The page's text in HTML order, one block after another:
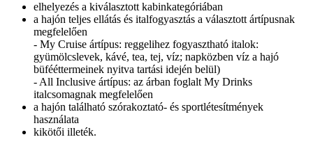
elhelyezés a kiválasztott kabinkategóriában
a hajón teljes ellátás és italfogyasztás a választott ártípusnak
megfelelően
- My Cruise ártípus: reggelihez fogyasztható italok:
gyümölcslevek, kávé, tea, tej, víz; napközben víz a hajó
büfééttermeinek nyitva tartási idején belül)
- All Inclusive ártípus: az árban foglalt My Drinks
italcsomagnak megfelelően
a hajón található szórakoztató- és sportlétesítmények
használata
kikötői illeték.